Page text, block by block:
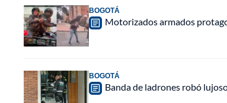
BOGOTÁ
Motorizados armados
BOGOTÁ
Banda de ladrones robó